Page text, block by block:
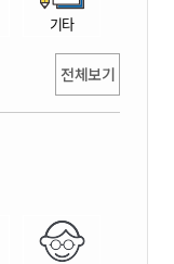
기타
전체보기